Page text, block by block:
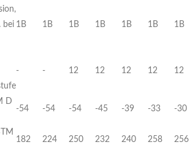
bei 1B 1B 1B 1B 1B 1B 1B
- - 12 12 12 12 12
D
-54 -54 -54 -45 -39 -33 -30
182 224 250 232 240 258 256